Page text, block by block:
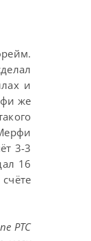
и
же
3-3
16
PTC